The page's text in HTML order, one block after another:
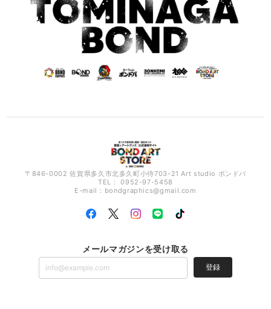
〒846-0002 佐賀県多久市北多久町小侍703-21 Art studio ボンドバ
TEL： 0952-97-5458
E-mail： bondgraphics@gmail.com
メールマガジンを受け取る
登録